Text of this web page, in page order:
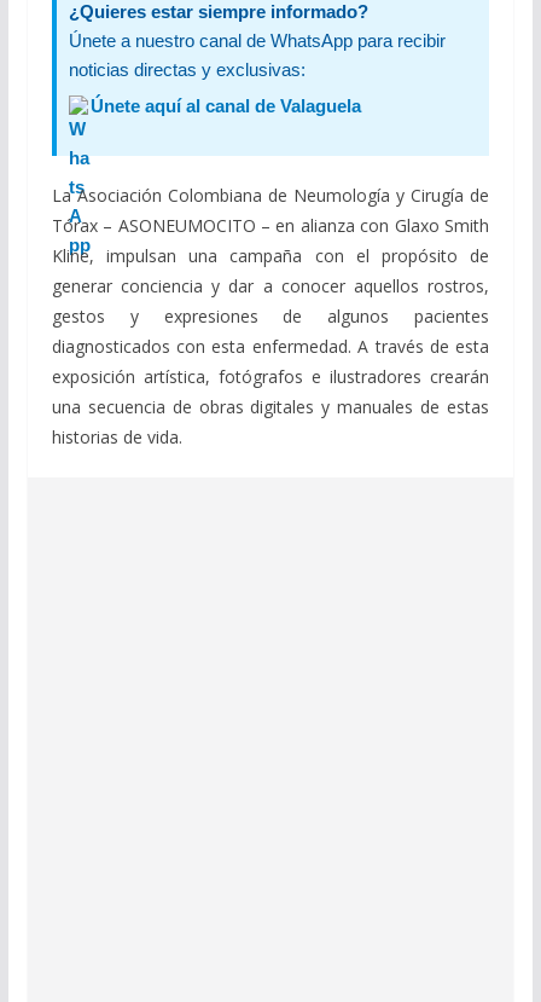
¿Quieres estar siempre informado?
Únete a nuestro canal de WhatsApp para recibir
noticias directas y exclusivas:
Únete aquí al canal de Valaguela
La Asociación Colombiana de Neumología y Cirugía de
Tórax – ASONEUMOCITO – en alianza con Glaxo Smith
Kline, impulsan una campaña con el propósito de
generar conciencia y dar a conocer aquellos rostros,
gestos y expresiones de algunos pacientes
diagnosticados con esta enfermedad. A través de esta
exposición artística, fotógrafos e ilustradores crearán
una secuencia de obras digitales y manuales de estas
historias de vida.